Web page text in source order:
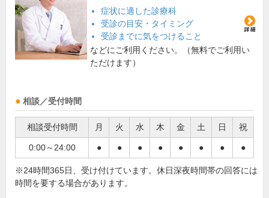
症状に適した診療科
受診の目安・タイミング
受診までに気をつけること
などにご利用ください。（無料でご利用い
ただけます）
相談／受付時間
相談受付時間 月 火 水 木 金 土 日 祝
0:00～24:00 ● ● ● ● ● ● ● ●
※24時間365日、受け付けています。休日深夜時間帯の回答には
時間を要する場合があります。